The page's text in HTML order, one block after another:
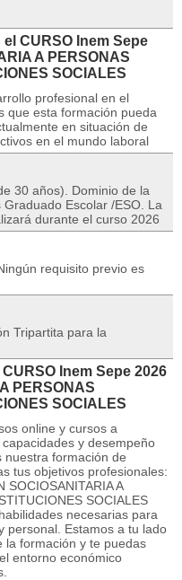
CURSO Inem Sepe
A PERSONAS
SOCIALES
profesional en el
que esta formación pueda
en situación de
en el mundo laboral
30 años). Dominio de la
Escolar /ESO. La
durante el curso 2026
requisito previo es
Tripartita para la
Inem Sepe 2026
PERSONAS
SOCIALES
online y cursos a
y desempeño
nuestra formación de
tus objetivos profesionales:
SOCIOSANITARIA A
SOCIALES
necesarias para
personal. Estamos a tu lado
la formación y te puedas
entorno económico